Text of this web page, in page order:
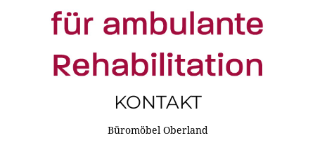
KONTAKT
Büromöbel Oberland